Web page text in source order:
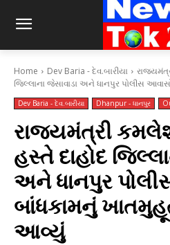
Home Dev Baria - દેવ.બારીયા
જિલ્લાના જેસાવાડા અને ધાનપુર પોલીસ
Dev Baria - દેવ.બારીયા Dhanpur - ધાનપુર
રાજ્યમંત્રી
હસ્તે દાહોદ
અને ધાનપુર
બાંધકામનું
આવ્યું